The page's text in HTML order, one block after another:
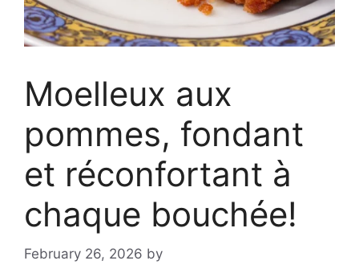
Moelleux aux
pommes, fondant
et réconfortant à
chaque bouchée!
February 26, 2026 by